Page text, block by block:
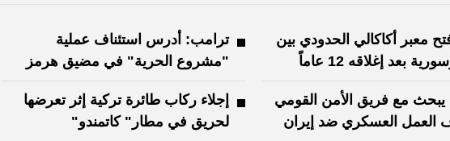
معبر أكاكالي الحدودي بين
بعد إغلاقه 12 عاماً
ترامب: ‏أدرس استئناف عملية
"مشروع الحرية" في مضيق هرمز
مع فريق الأمن القومي
العمل العسكري ضد إيران
إجلاء ركاب طائرة تركية إثر تعرضها
لحريق في مطار" كاتمندو"